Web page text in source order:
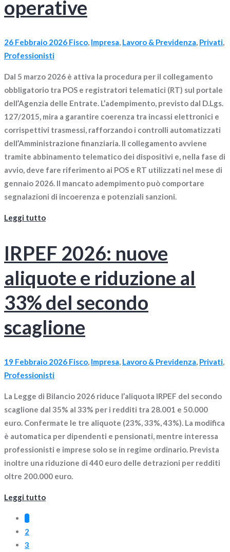
operative
26 Febbraio 2026 Fisco, Impresa, Lavoro & Previdenza, Privati,
Professionisti
Dal 5 marzo 2026 è attiva la procedura per il collegamento
obbligatorio tra POS e registratori telematici (RT) sul portale
dell’Agenzia delle Entrate. L’adempimento, previsto dal D.Lgs.
127/2015, mira a garantire coerenza tra incassi elettronici e
corrispettivi trasmessi, rafforzando i controlli automatizzati
dell’Amministrazione finanziaria. Il collegamento avviene
tramite abbinamento telematico dei dispositivi e, nella fase di
avvio, deve fare riferimento ai POS e RT utilizzati nel mese di
gennaio 2026. Il mancato adempimento può comportare
segnalazioni di incoerenza e potenziali sanzioni.
Leggi tutto
IRPEF 2026: nuove
aliquote e riduzione al
33% del secondo
scaglione
19 Febbraio 2026 Fisco, Impresa, Lavoro & Previdenza, Privati,
Professionisti
La Legge di Bilancio 2026 riduce l’aliquota IRPEF del secondo
scaglione dal 35% al 33% per i redditi tra 28.001 e 50.000
euro. Confermate le tre aliquote (23%, 33%, 43%). La modifica
è automatica per dipendenti e pensionati, mentre interessa
professionisti e imprese solo se in regime ordinario. Prevista
inoltre una riduzione di 440 euro delle detrazioni per redditi
oltre 200.000 euro.
Leggi tutto
1
2
3